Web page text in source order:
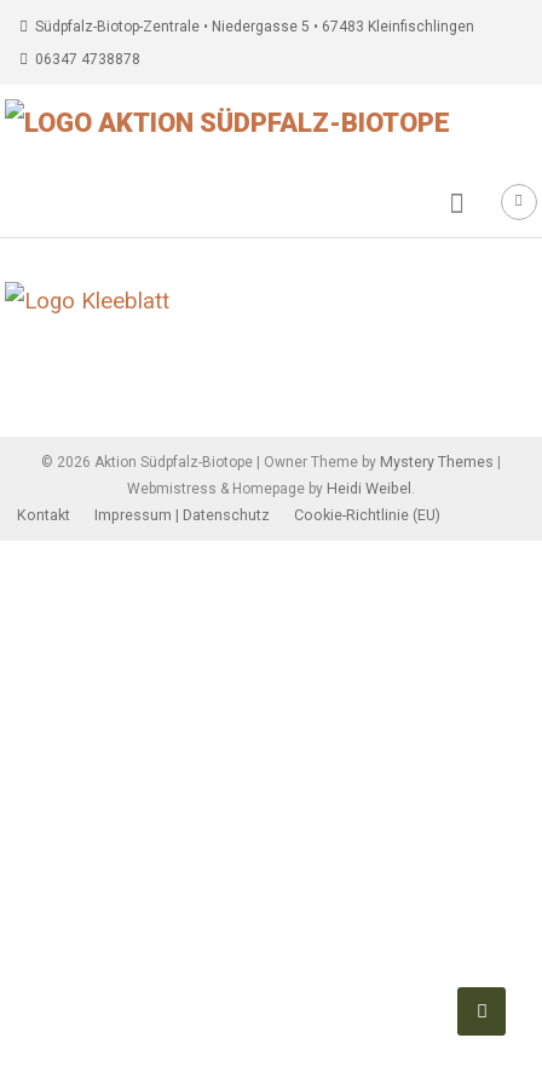
Südpfalz-Biotop-Zentrale • Niedergasse 5 • 67483 Kleinfischlingen
06347 4738878
© 2026 Aktion Südpfalz-Biotope | Owner Theme by Mystery Themes |
Webmistress & Homepage by Heidi Weibel
Kontakt Impressum | Datenschutz Cookie-Richtlinie (EU)